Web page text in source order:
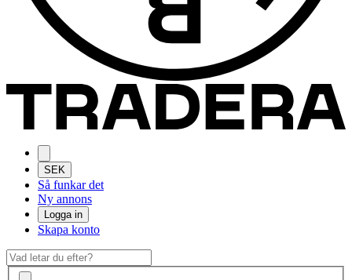
SEK
Så funkar det
Ny annons
Logga in
Skapa konto